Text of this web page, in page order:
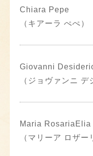
Chiara Pepe
（キアーラ ぺぺ）
Giovanni
（ジョヴァンニ デ
Maria RosariaElia
（マリーア ロザー